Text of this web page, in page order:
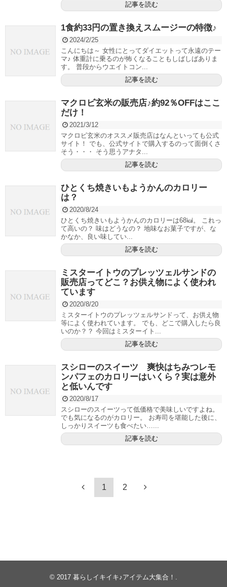
記事を読む
1食約33円の置き換えスムージーの特徴♪
2024/2/25
こんにちは～ 女性にとってダイエットって永遠のテー
マ♪ 体重計に乗るのが怖くなることもしばしばありま
す。 普段からウエイトコン...
記事を読む
マクロビ玄米の販売店♪約92％OFFはここ
だけ！
2021/3/12
マクロビ玄米のオススメ販売店はなんといっても公式
サイト！ でも、公式サイトで購入するのって面倒くさ
そう・・・ そう思うアナタ...
記事を読む
ひとくち焼きいもようかんのカロリー
は？
2020/8/24
ひとくち焼きいもようかんのカロリーは68㎉。 これっ
て高いの？ 味はどうなの？ 地味なお菓子ですが、な
かなか、良い味してい...
記事を読む
ミスターイトウのプレッツェルサンドの
販売店ってどこ？お供え物によく使われ
ています
2020/8/20
ミスターイトウのプレッツェルサンドって、お供え物
等によく使われています。 でも、どこで購入したら良
いのか？？ 今回はミスターイト...
記事を読む
スシローのスイーツ 爽快はちみつレモ
ンパフェのカロリーはいくら？実は意外
と低いんです
2020/8/17
スシローのスイーツって低価格で美味しいですよね。
でも気になるのがカロリー。 お寿司を堪能した後に、
しっかりスイーツも食べたい…...
記事を読む
1 2
© 2017 暮らしイキイキ♪アイテム大集合！ .